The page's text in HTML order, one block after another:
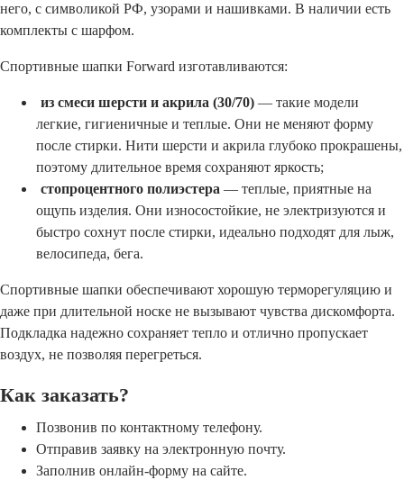
него, с символикой РФ, узорами и нашивками. В наличии есть
комплекты с шарфом.
Спортивные шапки Forward изготавливаются:
из смеси шерсти и акрила (30/70) — такие модели
легкие, гигиеничные и теплые. Они не меняют форму
после стирки. Нити шерсти и акрила глубоко прокрашены,
поэтому длительное время сохраняют яркость;
стопроцентного полиэстера — теплые, приятные на
ощупь изделия. Они износостойкие, не электризуются и
быстро сохнут после стирки, идеально подходят для лыж,
велосипеда, бега.
Спортивные шапки обеспечивают хорошую терморегуляцию и
даже при длительной носке не вызывают чувства дискомфорта.
Подкладка надежно сохраняет тепло и отлично пропускает
воздух, не позволяя перегреться.
Как заказать?
Позвонив по контактному телефону.
Отправив заявку на электронную почту.
Заполнив онлайн-форму на сайте.